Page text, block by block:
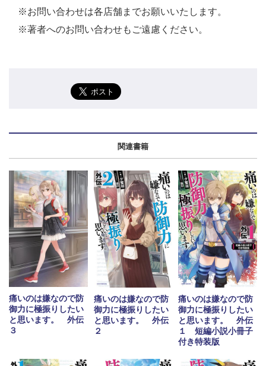
※お問い合わせは各店舗までお願いいたします。
※著者へのお問い合わせもご遠慮ください。
関連書籍
痛いのは嫌なので防
御力に極振りしたい
と思います。 外伝
３
痛いのは嫌なので防
御力に極振りしたい
と思います。 外伝
２
痛いのは嫌なので防
御力に極振りしたい
と思います。 外伝
１ 短編小説小冊子
付き特装版